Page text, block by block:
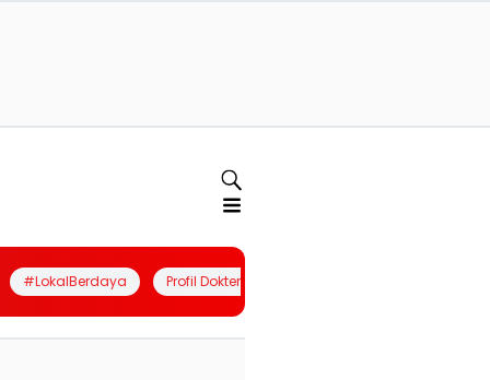
#LokalBerdaya Profil Dokter